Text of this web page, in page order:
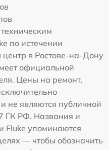
по истечении
в Ростове-на-Дону
официальной
Цены на ремонт,
не являются публичной
ГК РФ. Названия и
Fluke упоминаются
— чтобы обозначить